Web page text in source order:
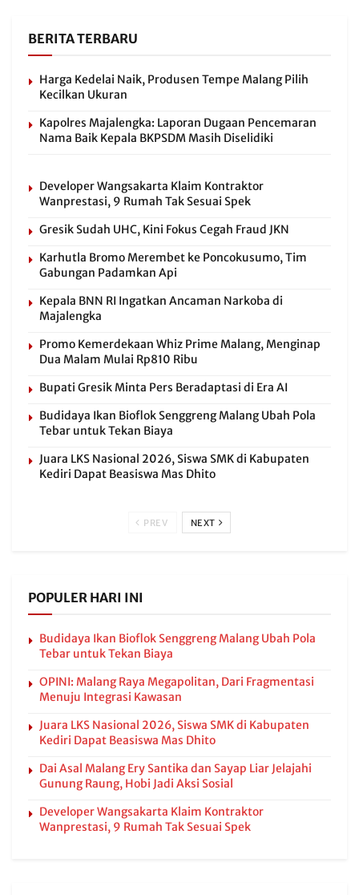
BERITA TERBARU
Harga Kedelai Naik, Produsen Tempe Malang Pilih
Kecilkan Ukuran
Kapolres Majalengka: Laporan Dugaan Pencemaran
Nama Baik Kepala BKPSDM Masih Diselidiki
Developer Wangsakarta Klaim Kontraktor
Wanprestasi, 9 Rumah Tak Sesuai Spek
Gresik Sudah UHC, Kini Fokus Cegah Fraud JKN
Karhutla Bromo Merembet ke Poncokusumo, Tim
Gabungan Padamkan Api
Kepala BNN RI Ingatkan Ancaman Narkoba di
Majalengka
Promo Kemerdekaan Whiz Prime Malang, Menginap
Dua Malam Mulai Rp810 Ribu
Bupati Gresik Minta Pers Beradaptasi di Era AI
Budidaya Ikan Bioflok Senggreng Malang Ubah Pola
Tebar untuk Tekan Biaya
Juara LKS Nasional 2026, Siswa SMK di Kabupaten
Kediri Dapat Beasiswa Mas Dhito
PREV NEXT
POPULER HARI INI
Budidaya Ikan Bioflok Senggreng Malang Ubah Pola
Tebar untuk Tekan Biaya
OPINI: Malang Raya Megapolitan, Dari Fragmentasi
Menuju Integrasi Kawasan
Juara LKS Nasional 2026, Siswa SMK di Kabupaten
Kediri Dapat Beasiswa Mas Dhito
Dai Asal Malang Ery Santika dan Sayap Liar Jelajahi
Gunung Raung, Hobi Jadi Aksi Sosial
Developer Wangsakarta Klaim Kontraktor
Wanprestasi, 9 Rumah Tak Sesuai Spek